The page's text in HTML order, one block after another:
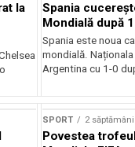
la
Spania
Mondială după
Spania este noua
mondială.
Argentina cu 1-0
SPORT 2
Povestea